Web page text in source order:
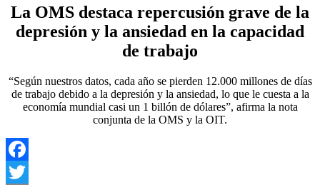
La OMS destaca repercusión grave de la
depresión y la ansiedad en la capacidad
de trabajo
“Según nuestros datos, cada año se pierden 12.000 millones de días
de trabajo debido a la depresión y la ansiedad, lo que le cuesta a la
economía mundial casi un 1 billón de dólares”, afirma la nota
conjunta de la OMS y la OIT.